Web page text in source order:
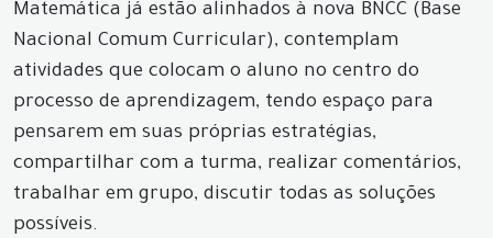
Matemática já estão alinhados à nova BNCC (Base
Nacional Comum Curricular), contemplam
atividades que colocam o aluno no centro do
processo de aprendizagem, tendo espaço para
pensarem em suas próprias estratégias,
compartilhar com a turma, realizar comentários,
trabalhar em grupo, discutir todas as soluções
possíveis.